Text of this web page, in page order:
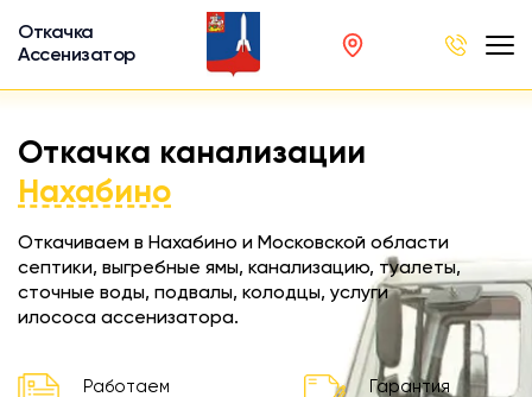
Откачка
Ассенизатор
Откачка канализации
Нахабино
Откачиваем в Нахабино и Московской области
септики, выгребные ямы, канализацию, туалеты,
сточные воды, подвалы, колодцы, услуги
илососа ассенизатора.
Работаем
Гарантия